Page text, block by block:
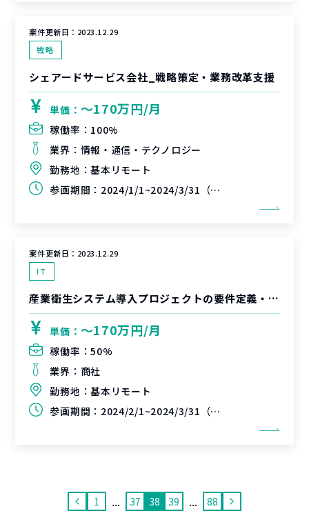
案件更新日： 2023.12.29
戦略
シェアードサービス会社_戦略策定・業務改革支援
単価： 〜170万円/月
稼働率： 100%
業界： 情報・通信・テクノロジー
勤務地：基本リモート
参画期間： 2024/1/1~2024/3/31（延長可能性あり）
案件更新日： 2023.12.29
IT
産業衛生システム導入プロジェクトの要件定義・RFP作成等作業の支援
単価： 〜170万円/月
稼働率：50%
業界： 商社
勤務地：基本リモート
参画期間： 2024/2/1~2024/3/31（延長可能性あり）
1 ... 37 38 39 ... 88